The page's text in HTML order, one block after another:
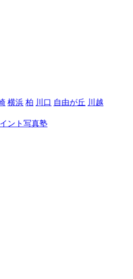
横浜 柏 川口 自由が丘 川越
ント写真塾